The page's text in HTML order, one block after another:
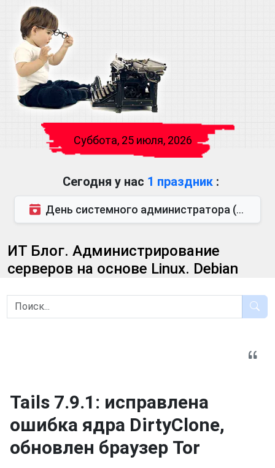
Суббота, 25 июля, 2026
Сегодня у нас 1 праздник :
День системного администратора (также известен как День сисадмина) — праздник, который отмечается...
ИТ Блог. Администрирование
серверов на основе Linux. Debian
Tails 7.9.1: исправлена
ошибка ядра DirtyClone,
обновлен браузер Tor